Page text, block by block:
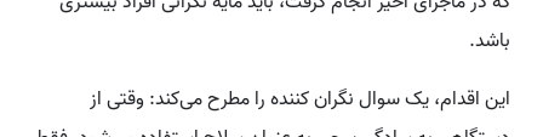
باشد.
این اقدام، یک سوال نگران کننده را مطرح می‌کند: وقتی از